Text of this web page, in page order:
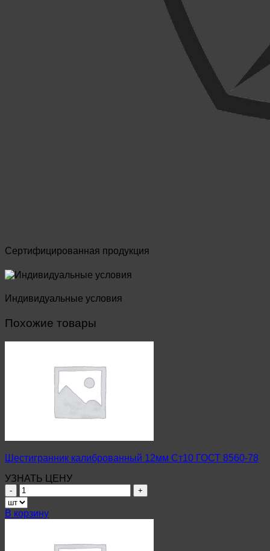
Сертифицированная продукция
Индивидуальные условия
Похожие товары
Шестигранник калиброванный 12мм Ст10 ГОСТ 8560-78
УЗНАТЬ ЦЕНУ
Количество
товара
Шестигранник
калиброванный
В корзину